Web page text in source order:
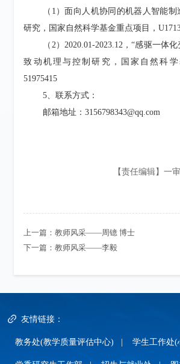
（1）面向人机协同的机器人智能
研究，国家自然科学基金重点项目，
（2）2020.01-2023.12，“感驱一体
致动机理与控制研究，国家自然科学
51975415
5、联系方式：
邮箱地址 ：3156798343@qq.com
【责任编辑】
上一篇：教师风采——周镱 博士
下一篇：教师风采——​李毅
友情链接：
教务处(教学质量评估中心) | 学生工作处(